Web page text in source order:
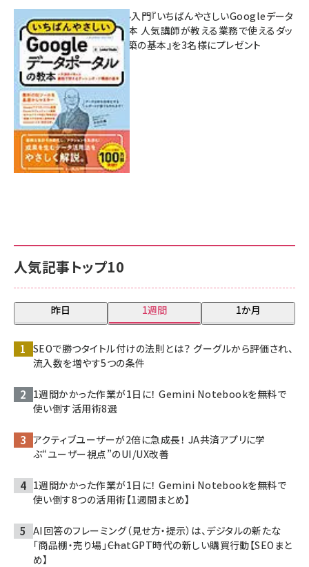
人気記事トップ10
昨日 1週間 1か月
SEOで勝つタイトル付けの法則とは？ グーグルから評価され、
流入数を増やす5つの条件
1週間かかった作業が1日に！ Gemini Notebookを無料で
使い倒す活用術8選
アクティブユーザーが2倍に急成長！ JA共済アプリに学
ぶ“ユーザー視点”のUI/UX改善
1週間かかった作業が1日に！ Gemini Notebookを無料で
使い倒す8つの活用術【1週間まとめ】
AI回答のフレーミング（見せ方・提示）は、デジタルの新たな
「商品棚・売り場」――ChatGPT時代の新しい購買行動【SEOまと
め】
無料BIツール入門『いちばんやさしいGoogleデータ
ポータルの教本 人気講師が教える業務で使えるダッ
シュボード構築の基本』を3名様にプレゼント
7月31日 10:00